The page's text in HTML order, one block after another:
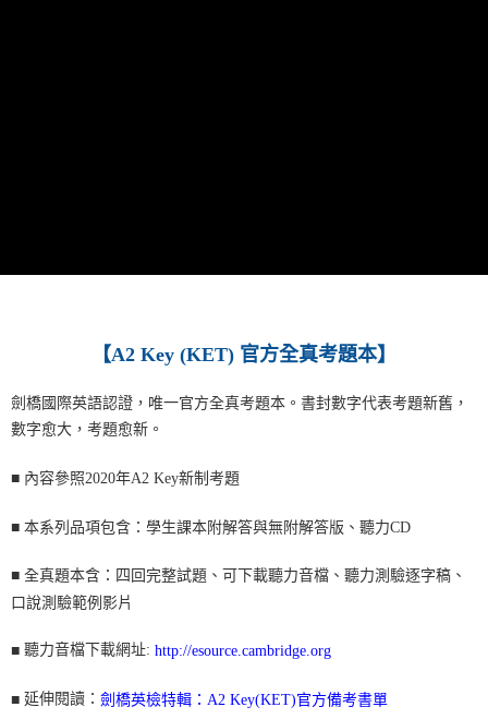
【A2 Key (KET) 官方全真考題本】
劍橋國際英語認證，唯一官方全真考題本。 書封數字代表考題新舊，
數字愈大，考題愈新。
■ 內容參照2020年A2 Key新制考題
■ 本系列品項包含：學生課本附解答與無附解答版、聽力CD
■ 全真題本含： 四回完整試題、可下載聽力音檔、聽力測驗逐字稿、
口說測驗範例影片
■ 聽力音檔下載網址: http://esource.cambridge.org
■ 延伸閱讀： 劍橋英檢特輯：A2 Key(KET)官方備考書單